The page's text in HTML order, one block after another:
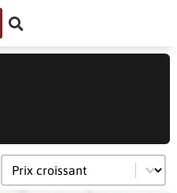
Tri
Trier le contenu